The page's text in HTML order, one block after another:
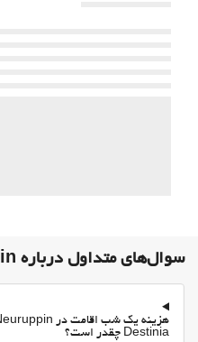
تراس آفتاب‌گیر
امکانات تجاری
سوال‌های متداول درباره City Hotel Neuruppin
Destinia چقدر است؟